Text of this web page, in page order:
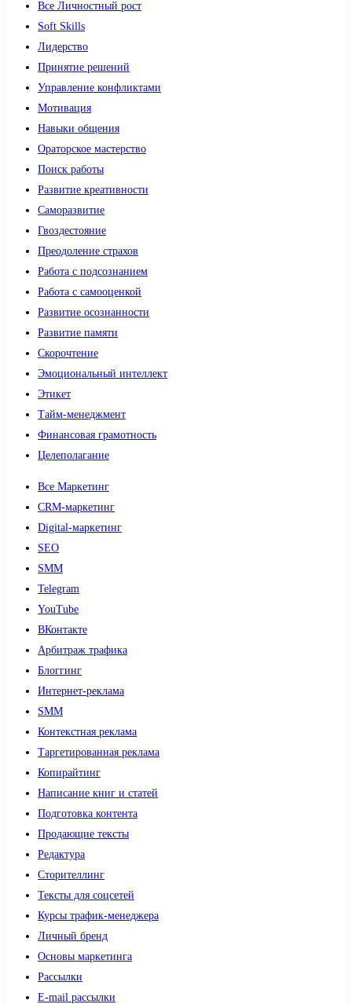
Все Личностный рост
Soft Skills
Лидерство
Принятие решений
Управление конфликтами
Мотивация
Навыки общения
Ораторское мастерство
Поиск работы
Развитие креативности
Саморазвитие
Гвоздестояние
Преодоление страхов
Работа с подсознанием
Работа с самооценкой
Развитие осознанности
Развитие памяти
Скорочтение
Эмоциональный интеллект
Этикет
Тайм-менеджмент
Финансовая грамотность
Целеполагание
Все Маркетинг
CRM-маркетинг
Digital-маркетинг
SEO
SMM
Telegram
YouTube
ВКонтакте
Арбитраж трафика
Блоггинг
Интернет-реклама
SMM
Контекстная реклама
Таргетированная реклама
Копирайтинг
Написание книг и статей
Подготовка контента
Продающие тексты
Редактура
Сторителлинг
Тексты для соцсетей
Курсы трафик-менеджера
Личный бренд
Основы маркетинга
Рассылки
E-mail рассылки